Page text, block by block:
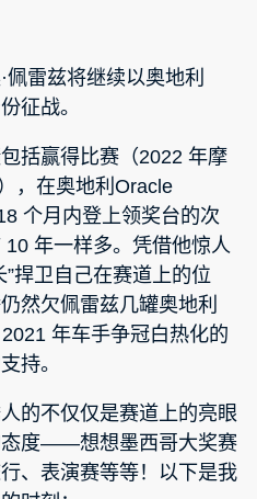
雷兹将继续以奥地利
征战。
括赢得比赛（2022 年摩
，在奥地利Oracle
个月内登上领奖台的次
年一样多。凭借他惊人
”捍卫自己在赛道上的位
然欠佩雷兹几罐奥地利
年车手争冠白热化的
持。
的不仅仅是赛道上的亮眼
态度——想想墨西哥大奖赛
、表演赛等等！以下是我